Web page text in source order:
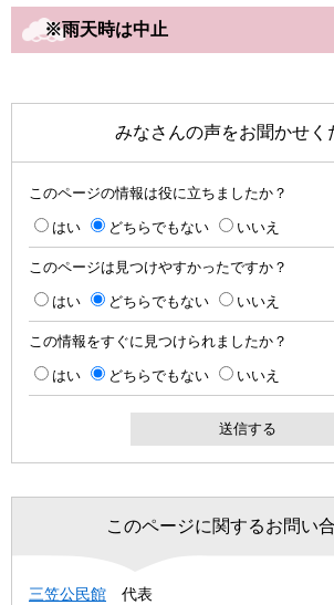
※雨天時は中止
みなさんの声をお聞かせく
このページの情報は役に立ちましたか？
はい どちらでもない いいえ
このページは見つけやすかったですか？
はい どちらでもない いいえ
この情報をすぐに見つけられましたか？
はい どちらでもない いいえ
このページに関するお問い
三笠公民館
代表